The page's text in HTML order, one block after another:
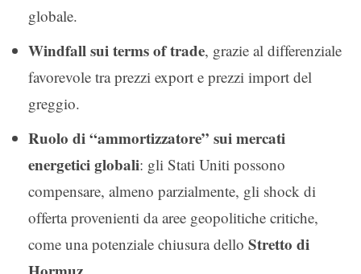
globale.
Windfall sui terms of trade, grazie al differenziale
favorevole tra prezzi export e prezzi import del
greggio.
Ruolo di “ammortizzatore” sui mercati
energetici globali: gli Stati Uniti possono
compensare, almeno parzialmente, gli shock di
offerta provenienti da aree geopolitiche critiche,
come una potenziale chiusura dello Stretto di